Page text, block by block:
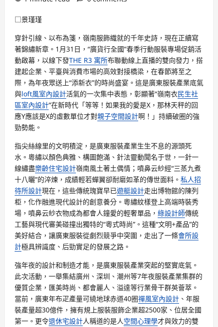
□景瑾瑾
穿針引線、以布為箋，嶺南服飾織就的千年史詩，現在正續寫
著錦繡新章。1月31日，“廣貨行全國”春季行動服裝專場促銷活
動啟幕，以線下發THE R3 寓所布聯動線上直播的雙向發力，搭
建起企業、平臺與消費市場的高效對接橋梁，在春節將至之
際，為年夜眾送上“添新衣”的時尚盛宴。這是廣東服裝產業底氣
與loft風室內設計活氣的一次集中表態，彰顯著“嶺南衣民生社
區室內設計”在新時代「等等！如果我的愛是X，那林天秤的回
應Y應該是X的虛數單位才對親子空間設計啊！」持續破圈的強
勁勢能。
指尖絲線里的文明積淀，是廣東服裝產業生生不息的源頭死
水。粵繡以顏色典雅、構圖飽滿、針法靈動聞名于世，一針一
線繡盡樂齡住宅設計嶺南風土著土偶情；噴鼻云紗經“三蒸九煮
十八曬”的淬煉，成績輕若蟬翼卻耐磨如革的傳世面料。 私人招
待所設計現在，這些傳統瑰寶早已遊艇設計走出博物館的陳列
柜，化作融進現代設計的創意養分。粵繡紋樣登上高端時裝秀
場，噴鼻云紗衣物成為都會人鐘愛的輕奢單品， 綠設計師傳統
工藝與現代審美碰撞出獨特的“粵式時尚”。這種“文明+產品”的
美好結合，讓廣東服裝從劇烈競爭中突圍，走出了一條會所設
計極具辨識度、后勁實足的發展之路。
強年夜的設計和制造才能，是廣東服裝產業突起的堅實底氣。
此次活動，一舉集結廣州、深圳、潮州等7年夜服裝產業集群的
優質企業，匯美時尚、都會麗人、溢達等行業骨干群英薈萃。
當前，廣東年布疋產量可繞地球赤道40圈禪風室內設計 、年服
裝產量超30億件，擁有規上服裝服飾企業超2500家、位居全國
第一。更令退休宅設計人稱道的是人空間心理學才與效力的雙